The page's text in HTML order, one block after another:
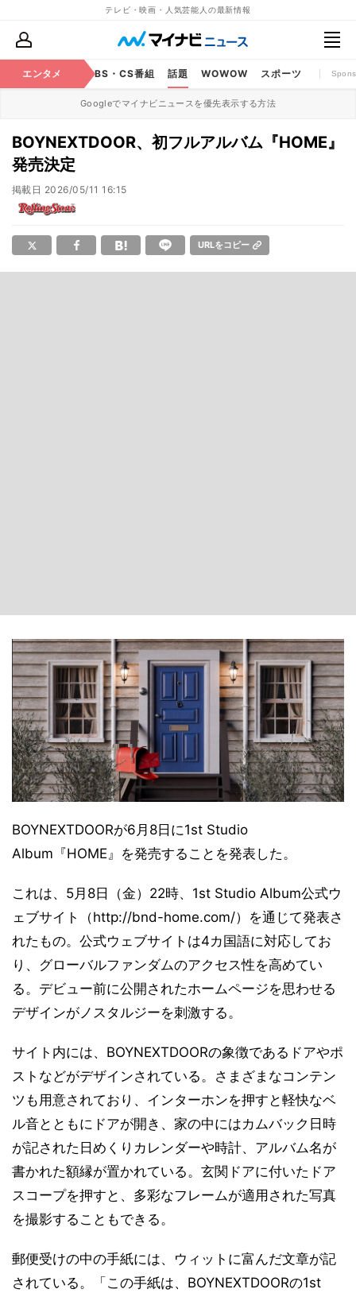
テレビ・映画・人気芸能人の最新情報
エンタメ
映画 YouTube BS・CS番組 話題 WOWOW スポーツ
Googleでマイナビニュースを優先表示する方法
BOYNEXTDOOR、初フルアルバム『HOME』
発売決定
掲載日 2026/05/11 16:15
URLをコピー
BOYNEXTDOORが6月8日に1st Studio
Album『HOME』を発売することを発表した。
これは、5月8日（金）22時、1st Studio Album公式ウ
ェブサイト（http://bnd-home.com/）を通じて発表さ
れたもの。公式ウェブサイトは4カ国語に対応してお
り、グローバルファンダムのアクセス性を高めてい
る。デビュー前に公開されたホームページを思わせる
デザインがノスタルジーを刺激する。
サイト内には、BOYNEXTDOORの象徴であるドアやポ
ストなどがデザインされている。さまざまなコンテン
ツも用意されており、インターホンを押すと軽快なベ
ル音とともにドアが開き、家の中にはカムバック日時
が記された日めくりカレンダーや時計、アルバム名が
書かれた額縁が置かれている。玄関ドアに付いたドア
スコープを押すと、多彩なフレームが適用された写真
を撮影することもできる。
郵便受けの中の手紙には、ウィットに富んだ文章が記
されている。「この手紙は、BOYNEXTDOORの1st